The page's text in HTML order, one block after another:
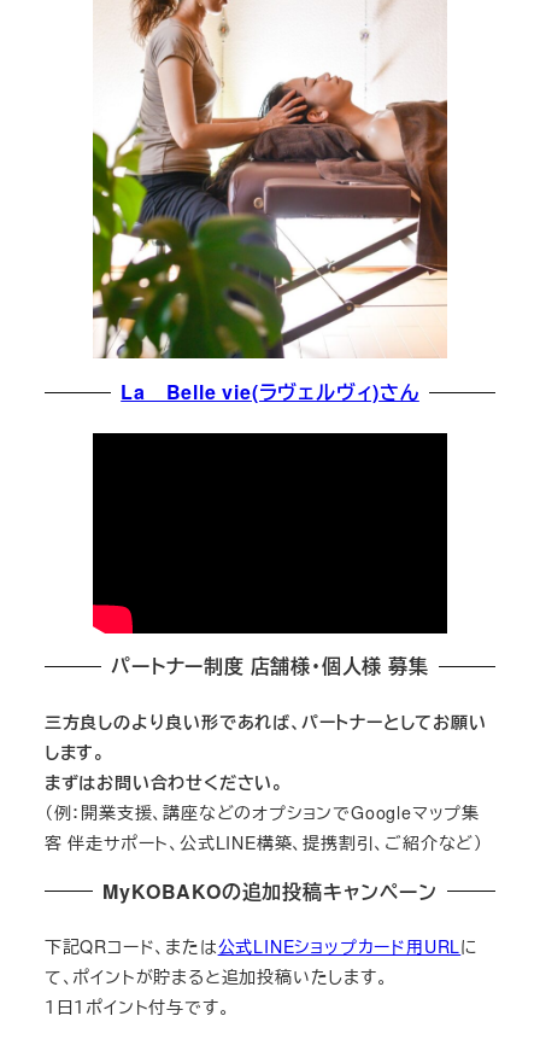
La Belle vie(ラヴェルヴィ)さん
パートナー制度 店舗様・個人様 募集
三方良しのより良い形であれば、パートナーとしてお願い
します。
まずはお問い合わせください。
（例：開業支援、講座などのオプションでGoogleマップ集
客 伴走サポート、公式LINE構築、提携割引、ご紹介など）
MyKOBAKOの追加投稿キャンペーン
下記QRコード、または公式LINEショップカード用URLに
て、ポイントが貯まると追加投稿いたします。
１日１ポイント付与です。